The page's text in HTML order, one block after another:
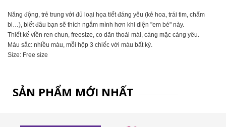
Năng động, trẻ trung với đủ loại họa tiết đáng yêu (kẻ hoa, trái tim, chấm
bi…), biết đâu bạn sẽ thích ngắm mình hơn khi diện "em bé" này.
Thiết kế viền ren chun, freesize, co dãn thoải mái, càng mặc càng yêu.
Màu sắc: nhiều màu, mỗi hộp 3 chiếc với màu bất kỳ.
Size: Free size
SẢN PHẨM MỚI NHẤT